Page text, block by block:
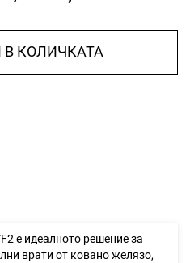
КОЛИЧКАТА
е идеалното решение за
врати от ковано желязо,